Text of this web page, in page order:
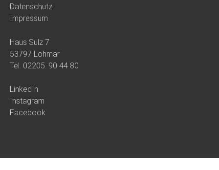
Datenschutz
Impressum
Haus Sülz 7
53797 Lohmar
Tel. 02205. 90 44 80
LinkedIn
Instagram
Facebook